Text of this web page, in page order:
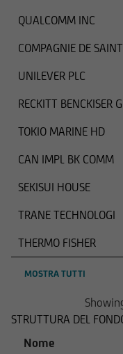
QUALCOMM INC
COMPAGNIE DE
UNILEVER PLC
RECKITT BENCKISER
TOKIO MARINE HD
CAN IMPL BK COMM
SEKISUI HOUSE
TRANE TECHNOLOGI
THERMO FISHER
MOSTRA TUTTI
STRUTTURA DEL
Nome